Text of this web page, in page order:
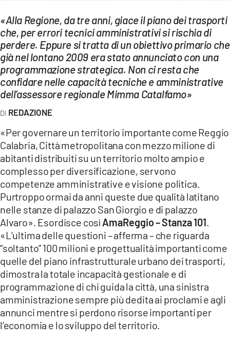
LAC NETWORK
LAC ONAIR
LaC
Network
LACONAIR.IT
LACITYMAG.IT
ILREGGINO.IT
COSENZACHANNEL.IT
ILVIBONESE.IT
CATANZAROCHANNEL.IT
LACAPITALENEWS.IT
App
ANDROID
«Alla Regione, da tre anni, giace il piano dei trasporti
che, per errori tecnici amministrativi si rischia di
perdere. Eppure si tratta di un obiettivo primario che
già nel lontano 2009 era stato annunciato con una
programmazione strategica. Non ci resta che
confidare nelle capacità tecniche e amministrative
dell’assessore regionale Mimma Catalfamo»
REDAZIONE
«Per governare un territorio importante come Reggio
Calabria, Città metropolitana con mezzo milione di
abitanti distribuiti su un territorio molto ampio e
complesso per diversificazione, servono
competenze amministrative e visione politica.
Purtroppo ormai da anni queste due qualità latitano
nelle stanze di palazzo San Giorgio e di palazzo
Alvaro». Esordisce così AmaReggio – Stanza 101
«L’ultima delle questioni – afferma – che riguarda
“soltanto” 100 milioni e progettualità importanti come
quelle del piano infrastrutturale urbano dei trasporti,
dimostra la totale incapacità gestionale e di
programmazione di chi guida la città, una sinistra
amministrazione sempre più dedita ai proclami e agli
annunci mentre si perdono risorse importanti per
l’economia e lo sviluppo del territorio.